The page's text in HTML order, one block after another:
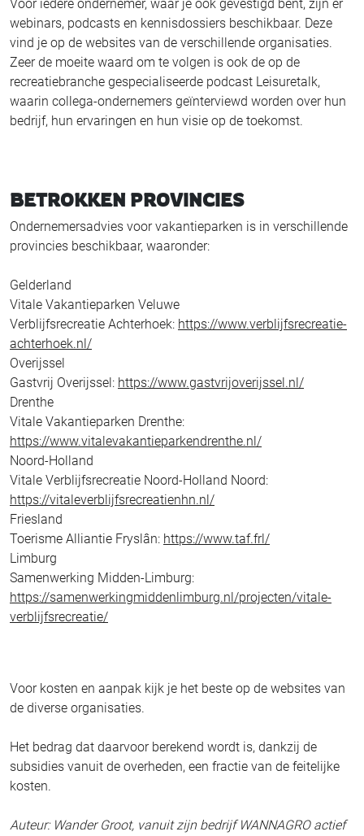
Voor iedere ondernemer, waar je ook gevestigd bent, zijn er
webinars, podcasts en kennisdossiers beschikbaar. Deze
vind je op de websites van de verschillende organisaties.
Zeer de moeite waard om te volgen is ook de op de
recreatiebranche gespecialiseerde podcast Leisuretalk,
waarin collega-ondernemers geïnterviewd worden over hun
bedrijf, hun ervaringen en hun visie op de toekomst.
BETROKKEN PROVINCIES
Ondernemersadvies voor vakantieparken is in verschillende
provincies beschikbaar, waaronder:
Gelderland
Vitale Vakantieparken Veluwe
Verblijfsrecreatie Achterhoek: https://www.verblijfsrecreatie-
achterhoek.nl/
Overijssel
Gastvrij Overijssel: https://www.gastvrijoverijssel.nl/
Drenthe
Vitale Vakantieparken Drenthe:
https://www.vitalevakantieparkendrenthe.nl/
Noord-Holland
Vitale Verblijfsrecreatie Noord-Holland Noord:
https://vitaleverblijfsrecreatienhn.nl/
Friesland
Toerisme Alliantie Fryslân: https://www.taf.frl/
Limburg
Samenwerking Midden-Limburg:
https://samenwerkingmiddenlimburg.nl/projecten/vitale-
verblijfsrecreatie/
Voor kosten en aanpak kijk je het beste op de websites van
de diverse organisaties.
Het bedrag dat daarvoor berekend wordt is, dankzij de
subsidies vanuit de overheden, een fractie van de feitelijke
kosten.
Auteur: Wander Groot, vanuit zijn bedrijf WANNAGRO actief